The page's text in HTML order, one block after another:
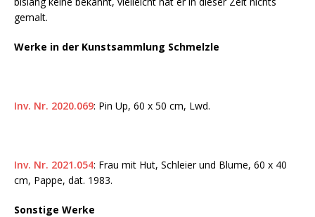
gemalt.
Werke in der Kunstsammlung Schmelzle
Inv. Nr. 2020.069: Pin Up, 60 x 50 cm, Lwd.
Inv. Nr. 2021.054: Frau mit Hut, Schleier und Blume, 60 x 40
cm, Pappe, dat. 1983.
Sonstige Werke